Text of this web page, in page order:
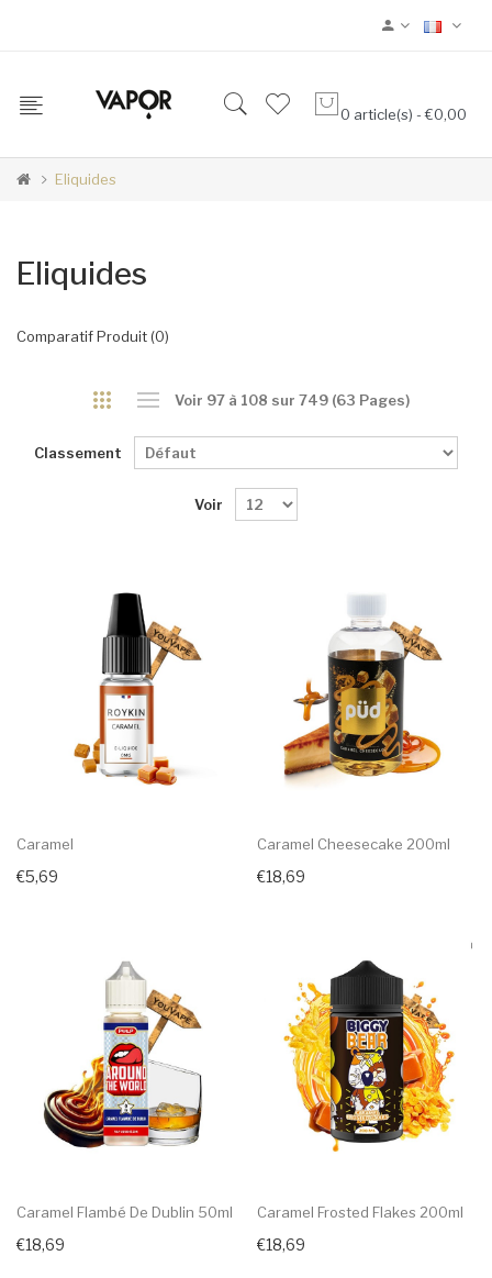
0 article(s) - €0,00
Eliquides
Eliquides
Comparatif Produit (0)
Voir 97 à 108 sur 749 (63 Pages)
Classement
Voir
Caramel
€5,69
Caramel Cheesecake 200ml
€18,69
Caramel Flambé De Dublin 50ml
€18,69
Caramel Frosted Flakes 200ml
€18,69